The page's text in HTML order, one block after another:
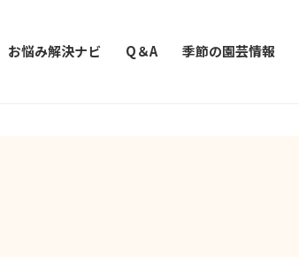
お悩み解決ナビ Q＆A 季節の園芸情報